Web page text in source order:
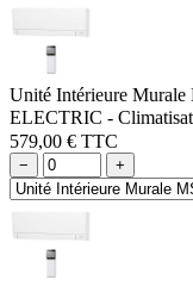
Unité Intérieure
ELECTRIC -
579,00 € TTC
− +